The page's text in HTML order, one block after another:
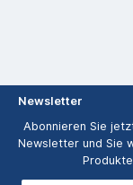
Newsletter
Abonnieren Sie
Newsletter und Sie